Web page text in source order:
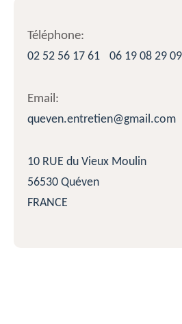
Téléphone:
02 52 56 17 61
06 19 08 29 09
Email:
queven.entretien@gmail.com
10 RUE du Vieux Moulin
56530 Quéven
FRANCE